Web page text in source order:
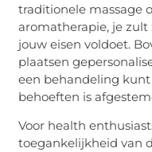
traditionele massage
aromatherapie, je
jouw eisen voldoet.
plaatsen
een behandeling
behoeften is
Voor health
toegankelijkheid van